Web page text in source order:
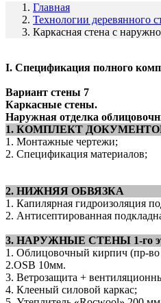
Главная
Технологии деревянного
Каркасная стена с
I. Спецификация полного
Вариант стены 7
Каркасные стены.
Наружная отделка
1. КОМПЛЕКТ
1. Монтажные чертежи;
2. Спецификация материалов;
2. НИЖНЯЯ ОБВЯЗКА
1. Капилярная гидроизоляция
2. Антисептированная
3. НАРУЖНЫЕ СТЕНЫ 1-го
1. Облицовочный кирпич (пр-во
2.OSB 10мм.
3. Ветрозащита +
4. Клееный силовой каркас;